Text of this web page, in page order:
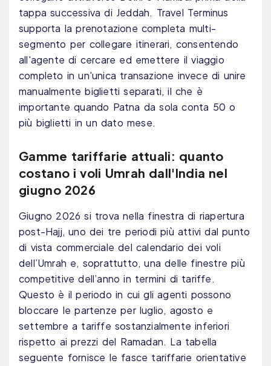
tappa successiva di Jeddah. Travel Terminus
supporta la prenotazione completa multi-
segmento per collegare itinerari, consentendo
all'agente di cercare ed emettere il viaggio
completo in un'unica transazione invece di unire
manualmente biglietti separati, il che è
importante quando Patna da sola conta 50 o
più biglietti in un dato mese.
Gamme tariffarie attuali: quanto
costano i voli Umrah dall'India nel
giugno 2026
Giugno 2026 si trova nella finestra di riapertura
post-Hajj, uno dei tre periodi più attivi dal punto
di vista commerciale del calendario dei voli
dell’Umrah e, ​​soprattutto, una delle finestre più
competitive dell’anno in termini di tariffe.
Questo è il periodo in cui gli agenti possono
bloccare le partenze per luglio, agosto e
settembre a tariffe sostanzialmente inferiori
rispetto ai prezzi del Ramadan. La tabella
seguente fornisce le fasce tariffarie orientative